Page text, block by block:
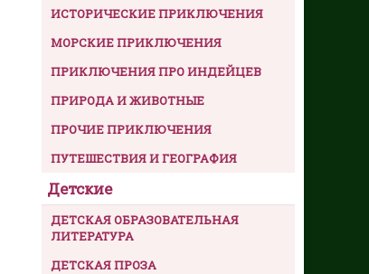
ИСТОРИЧЕСКИЕ ПРИКЛЮЧЕНИЯ
МОРСКИЕ ПРИКЛЮЧЕНИЯ
ПРИКЛЮЧЕНИЯ ПРО ИНДЕЙЦЕВ
ПРИРОДА И ЖИВОТНЫЕ
ПРОЧИЕ ПРИКЛЮЧЕНИЯ
ПУТЕШЕСТВИЯ И ГЕОГРАФИЯ
Детские
ДЕТСКАЯ ОБРАЗОВАТЕЛЬНАЯ
ЛИТЕРАТУРА
ДЕТСКАЯ ПРОЗА